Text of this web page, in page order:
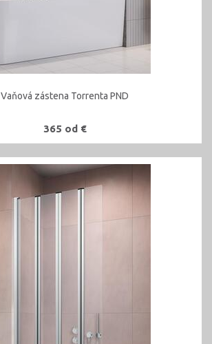
Vaňová zástena Torrenta PND
365 od €